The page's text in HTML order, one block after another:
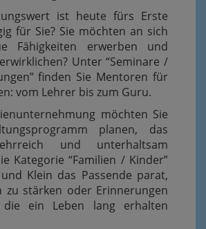
ist heute fürs Erste
für Sie? Sie möchten an sich
Fähigkeiten erwerben und
Unter “Seminare /
finden Sie Mentoren für
vom Lehrer bis zum Guru.
möchten Sie
planen, das
und unterhaltsam
Kategorie “Familien / Kinder”
Klein das Passende parat,
zu stärken oder Erinnerungen
ein Leben lang erhalten